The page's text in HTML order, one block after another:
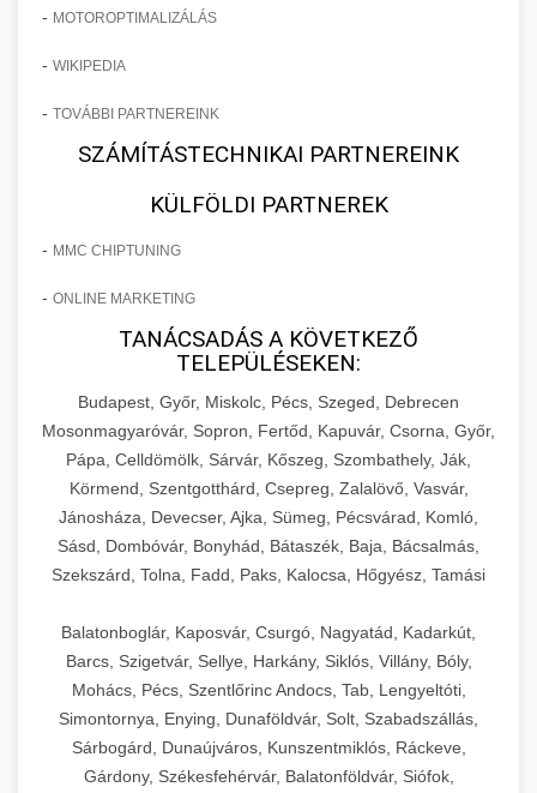
- MOTOROPTIMALIZÁLÁS
- WIKIPEDIA
- TOVÁBBI PARTNEREINK
SZÁMÍTÁSTECHNIKAI PARTNEREINK
KÜLFÖLDI PARTNEREK
- MMC CHIPTUNING
- ONLINE MARKETING
TANÁCSADÁS A KÖVETKEZŐ
TELEPÜLÉSEKEN:
Budapest, Győr, Miskolc, Pécs, Szeged, Debrecen
Mosonmagyaróvár, Sopron, Fertőd, Kapuvár, Csorna, Győr,
Pápa, Celldömölk, Sárvár, Kőszeg, Szombathely, Ják,
Körmend, Szentgotthárd, Csepreg, Zalalövő, Vasvár,
Jánosháza, Devecser, Ajka, Sümeg, Pécsvárad, Komló,
Sásd, Dombóvár, Bonyhád, Bátaszék, Baja, Bácsalmás,
Szekszárd, Tolna, Fadd, Paks, Kalocsa, Hőgyész, Tamási
Balatonboglár, Kaposvár, Csurgó, Nagyatád, Kadarkút,
Barcs, Szigetvár, Sellye, Harkány, Siklós, Villány, Bóly,
Mohács, Pécs, Szentlőrinc Andocs, Tab, Lengyeltóti,
Simontornya, Enying, Dunaföldvár, Solt, Szabadszállás,
Sárbogárd, Dunaújváros, Kunszentmiklós, Ráckeve,
Gárdony, Székesfehérvár, Balatonföldvár, Siófok,